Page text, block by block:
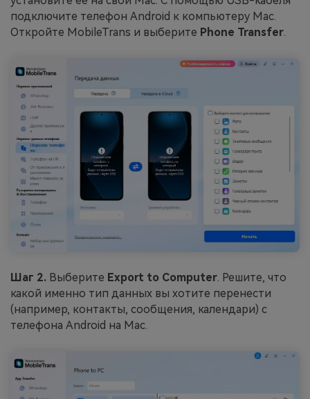
подключите телефон Android к компьютеру Mac.
Откройте MobileTrans и выберите Phone Transfer.
Шаг 2. Выберите Export to Computer. Решите, что
какой именно тип данных вы хотите перенести
(например, контакты, сообщения, календари) с
телефона Android на Mac.